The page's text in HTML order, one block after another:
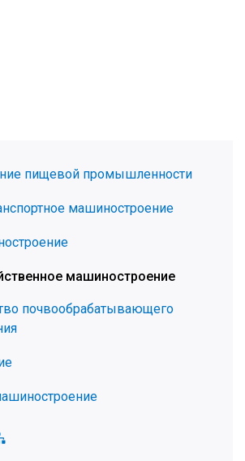
пищевой промышленности
машиностроение
машиностроение
почвообрабатывающего